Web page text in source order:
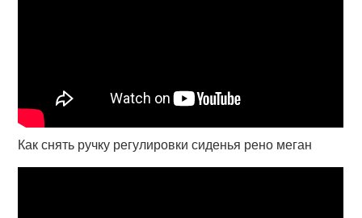
Как снять ручку регулировки сиденья рено меган